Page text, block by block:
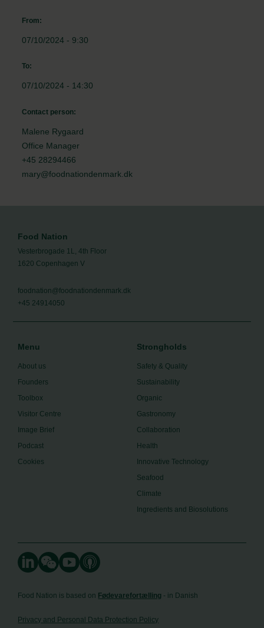
From:
07/10/2024 - 9:30
To:
07/10/2024 - 14:30
Contact person:
Malene Rygaard
Office Manager
+45 28294466
mary@foodnationdenmark.dk
Food Nation
Vesterbrogade 1L, 4th Floor
1620 Copenhagen V
foodnation@foodnationdenmark.dk
+45 24914050
Menu
About us
Founders
Toolbox
Visitor Centre
Image Brief
Podcast
Cookies
Strongholds
Safety & Quality
Sustainability
Organic
Gastronomy
Collaboration
Health
Innovative Technology
Seafood
Climate
Ingredients and Biosolutions
Food Nation is based on Fødevarefortælling - in Danish
Privacy and Personal Data Protection Policy